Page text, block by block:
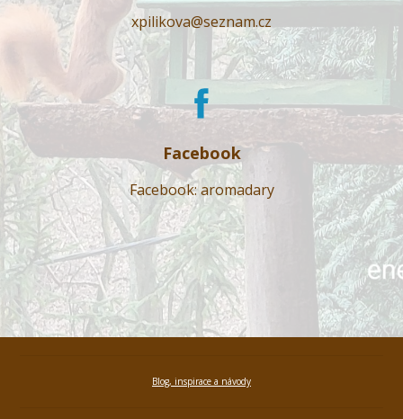
xpilikova@seznam.cz
Facebook
Facebook: aromadary
Blog, inspirace a návody